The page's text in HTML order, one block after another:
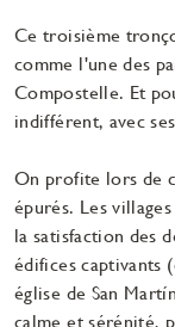
Ce troisième
comme l'une des
Compostelle. Et
indifférent, avec
On profite lors de
épurés. Les
la satisfaction des
édifices captivants
église de San
calme et sérénité,